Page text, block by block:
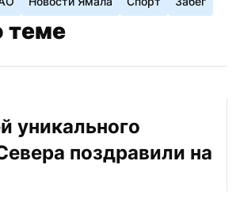
теме
уникального
поздравили на